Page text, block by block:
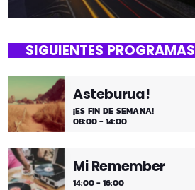
SIGUIENTES PROGRAMAS
Asteburua!
¡ES FIN DE SEMANA!
08:00 - 14:00
Mi Remember
14:00 - 16:00